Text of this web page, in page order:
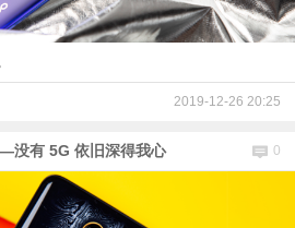
2019-12-26 20:25
没有 5G 依旧深得我心 0